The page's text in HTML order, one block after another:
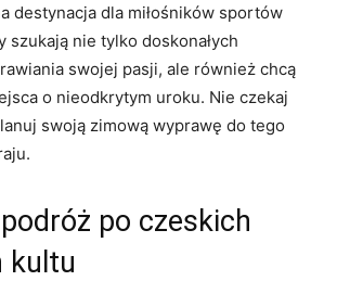
destynacja dla miłośników sportów‌
szukają nie ⁢tylko doskonałych
swojej ⁣pasji, ale⁣ również chcą
o nieodkrytym uroku. Nie czekaj
swoją zimową wyprawę ⁢do‍ tego
po ⁢czeskich
kultu